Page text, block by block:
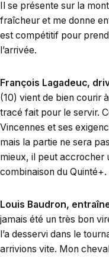
Il se présente sur la
fraîcheur et me donne
est compétitif pour
l’arrivée.
François Lagadeuc,
(10) vient de bien courir
tracé fait pour le servir.
Vincennes et ses
mais la partie ne sera
mieux, il peut accrocher
combinaison du Quinté+.
Louis Baudron,
jamais été un très bon
l’a desservi dans le
arrivions vite. Mon